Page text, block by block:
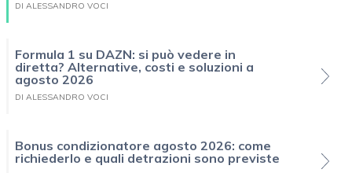
DI ALESSANDRO VOCI
Formula 1 su DAZN: si può vedere in
diretta? Alternative, costi e soluzioni a
agosto 2026
DI ALESSANDRO VOCI
Bonus condizionatore agosto 2026: come
richiederlo e quali detrazioni sono previste